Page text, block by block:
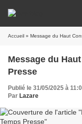
Accueil » Message du Haut
Message du
Presse
Publié le 31/05/2025 à
Par Lazare